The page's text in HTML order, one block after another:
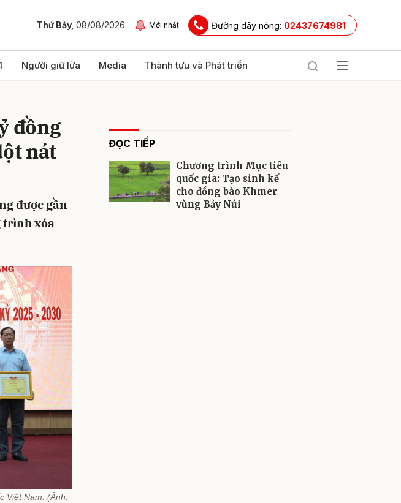
Thứ Bảy, 08/08/2026 Mới nhất Đường dây nóng: 02437674981
Người giữ lửa Media Thành tựu và Phát triển
đồng
nát
được gần
trình xóa
Việt Nam. (Ảnh:
ĐỌC TIẾP
Chương trình Mục tiêu
quốc gia: Tạo sinh kế
cho đồng bào Khmer
vùng Bảy Núi
Hủy Gửi